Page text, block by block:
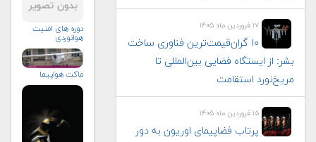
۱۷ فروردین ماه ۱۴۰۵
۱۰ گران‌قیمت‌ترین فناوری‌ ساخت
بشر: از ایستگاه فضایی بین‌المللی تا
مریخ‌نورد استقامت
۱۵ فروردین ماه ۱۴۰۵
پرتاب فضاپیمای اوریون به دور
دوره های امنیت
هوانوردی
ماکت هواپیما